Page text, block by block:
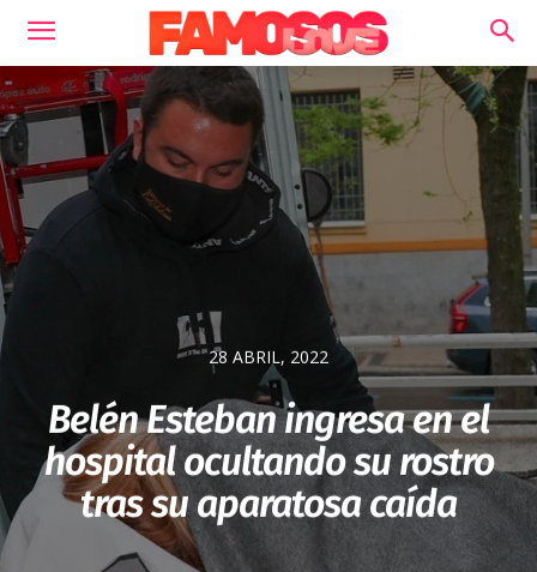
28 ABRIL, 2022
Belén Esteban ingresa en el
hospital ocultando su rostro
tras su aparatosa caída